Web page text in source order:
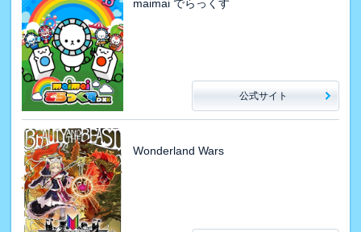
maimai でらっくす
公式サイト
Wonderland Wars